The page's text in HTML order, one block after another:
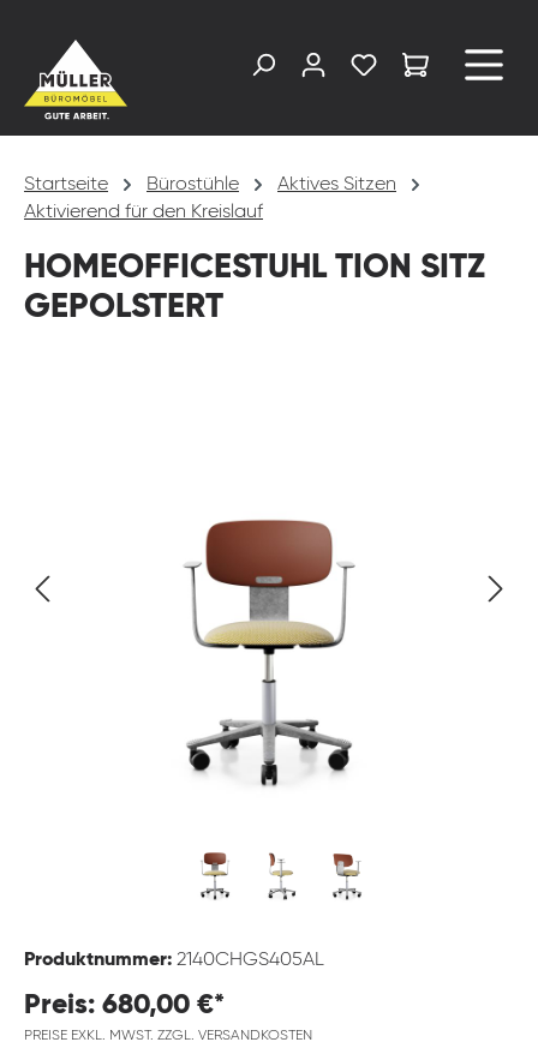
Startseite Bürostühle
Aktives Sitzen
Aktivierend für den Kreislauf
HOMEOFFICESTUHL TION SITZ
GEPOLSTERT
Produktnummer: 2140CHGS405AL
Preis: 680,00 €*
PREISE EXKL. MWST. ZZGL. VERSANDKOSTEN